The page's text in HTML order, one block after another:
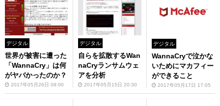
デジタル
世界が被害に遭った
「WannaCry」は何
がヤバかったのか？
2017年05月26日 09:00
デジタル
自らを拡散するWan
naCryランサムウェ
アを分析
2017年05月15日 20:30
デジタル
WannaCryで泣かな
いためにマカフィー
ができること
2017年05月17日 17:05